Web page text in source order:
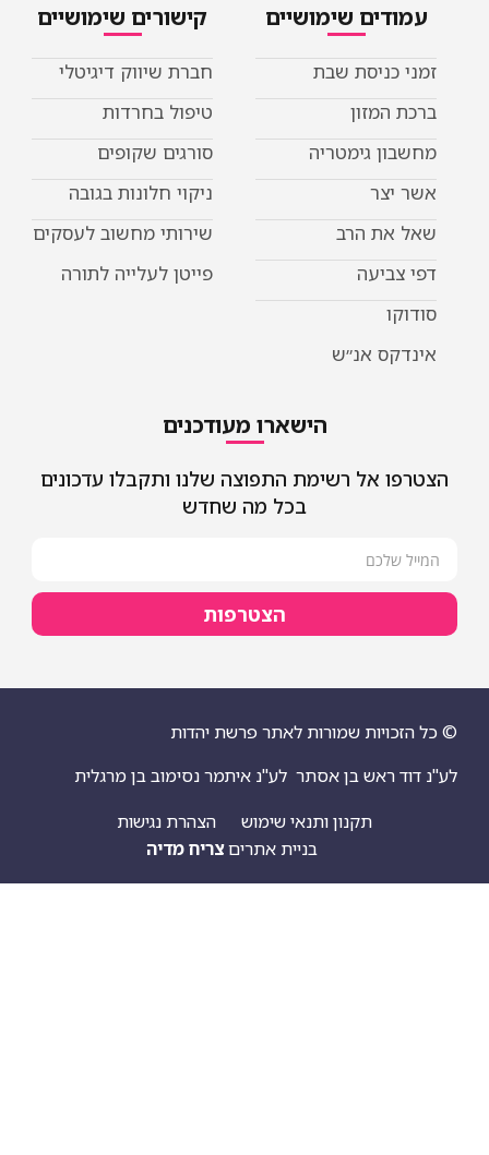
עמודים שימושיים
זמני כניסת שבת
ברכת המזון
מחשבון גימטריה
אשר יצר
שאל את הרב
דפי צביעה
סודוקו
אינדקס אנ״ש
קישורים שימושיים
חברת שיווק דיגיטלי
טיפול בחרדות
סורגים שקופים
ניקוי חלונות בגובה
שירותי מחשוב לעסקים
פייטן לעלייה לתורה
הישארו מעודכנים
הצטרפו אל רשימת התפוצה שלנו ותקבלו עדכונים
בכל מה שחדש
הצטרפות
© כל הזכויות שמורות לאתר פרשת יהדות
לע"נ דוד ראש בן אסתר לע"נ איתמר נסימוב בן מרגלית
תקנון ותנאי שימוש
הצהרת נגישות
בניית אתריםצריח מדיה